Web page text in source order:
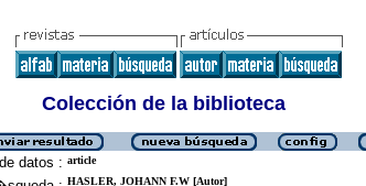
Colección de la biblioteca
datos : article
HASLER, JOHANN F.W [Autor]